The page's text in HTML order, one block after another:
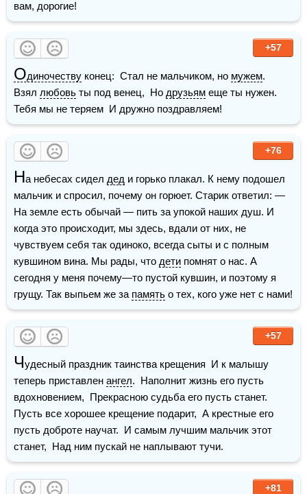
вам, дорогие!
+57
Одиночеству конец:  Стал не мальчиком, но мужем.
Взял любовь ты под венец,  Но друзьям еще ты нужен.
Тебя мы не теряем  И дружно поздравляем!
+76
На небесах сидел дед и горько плакал. К нему подошел
мальчик и спросил, почему он горюет. Старик ответил: —
На земле есть обычай — пить за упокой наших душ. И
когда это происходит, мы здесь, вдали от них, не
чувствуем себя так одиноко, всегда сыты и с полным
кувшином вина. Мы рады, что дети помнят о нас. А
сегодня у меня почему—то пустой кувшин, и поэтому я
грущу. Так выпьем же за память о тех, кого уже нет с нами!
+57
Чудесный праздник таинства крещения  И к малышу
теперь приставлен ангел.  Наполнит жизнь его пусть
вдохновением,  Прекрасною судьба его пусть станет.
Пусть все хорошее крещение подарит,  А крестные его
пусть доброте научат.  И самым лучшим мальчик этот
станет,  Над ним пускай не наплывают тучи.
+81